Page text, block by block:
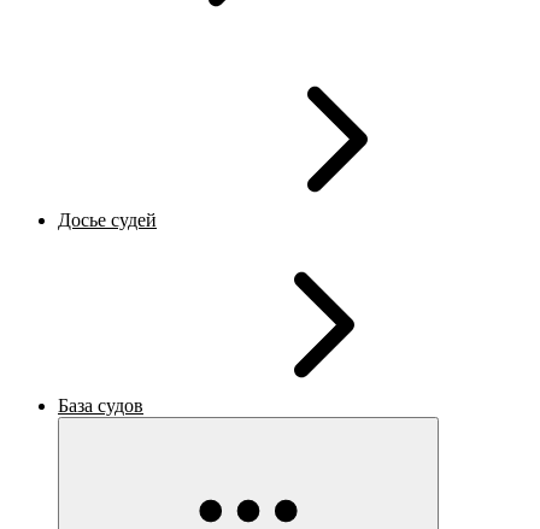
Досье судей
База судов